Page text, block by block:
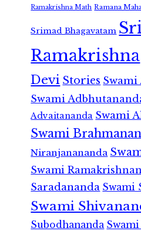
Ramakrishna Math Ramana
Srimad Bhagavatam
Ramakrishna
Devi Stories Swami
Swami
Advaitananda Swami
Swami
Niranjanananda
Swami
Saradananda Swami
Swami
Subodhananda